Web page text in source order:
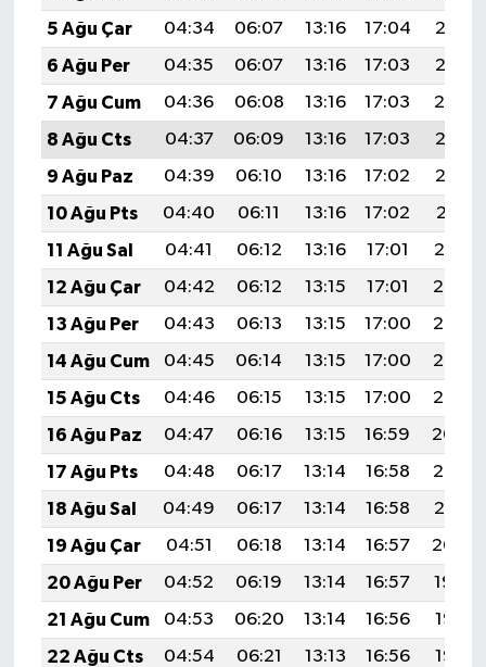
5 Ağu Çar
04:34 06:07 13:16 17:04
20:16
6 Ağu Per
04:35 06:07 13:16 17:03
20:15
7 Ağu Cum
04:36 06:08 13:16 17:03
20:14
8 Ağu Cts
04:37 06:09 13:16 17:03
20:13
9 Ağu Paz
04:39 06:10 13:16 17:02
20:12
10 Ağu Pts
04:40 06:11 13:16 17:02
20:11
11 Ağu Sal
04:41 06:12 13:16 17:01
20:10
12 Ağu Çar
04:42 06:12 13:15 17:01
20:08
13 Ağu Per
04:43 06:13 13:15 17:00
20:07
14 Ağu Cum
04:45 06:14 13:15 17:00
20:06
15 Ağu Cts
04:46 06:15 13:15 17:00
20:05
16 Ağu Paz
04:47 06:16 13:15 16:59
20:04
17 Ağu Pts
04:48 06:17 13:14 16:58
20:02
18 Ağu Sal
04:49 06:17 13:14 16:58
20:01
19 Ağu Çar
04:51 06:18 13:14 16:57
20:00
20 Ağu Per
04:52 06:19 13:14 16:57
19:59
21 Ağu Cum
04:53 06:20 13:14 16:56
19:57
22 Ağu Cts
04:54 06:21 13:13 16:56
19:56